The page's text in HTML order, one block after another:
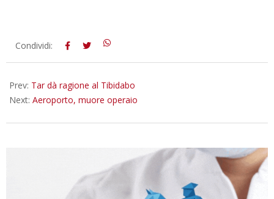
2012-
Condividi:
Prev: Tar dà ragione al Tibidabo
Next: Aeroporto, muore operaio